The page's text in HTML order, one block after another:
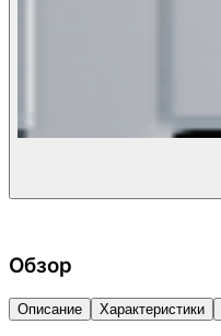
Обзор
Описание Характеристики